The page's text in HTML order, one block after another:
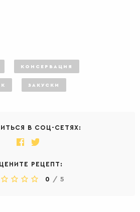
КОНСЕРВАЦИЯ
ЗАКУСКИ
В СОЦ-СЕТЯХ:
РЕЦЕПТ:
0 / 5